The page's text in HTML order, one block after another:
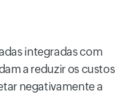
integradas com
a reduzir os custos
negativamente a